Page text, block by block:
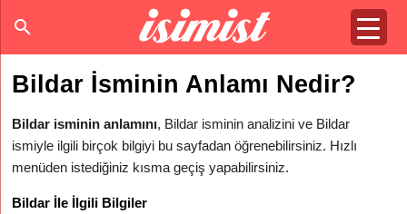
Bildar İsminin Anlamı Nedir?
Bildar isminin anlamını, Bildar isminin analizini ve Bildar
ismiyle ilgili birçok bilgiyi bu sayfadan öğrenebilirsiniz. Hızlı
menüden istediğiniz kısma geçiş yapabilirsiniz.
Bildar İle İlgili Bilgiler